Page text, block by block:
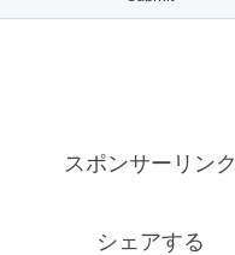
スポンサーリンク
シェアする